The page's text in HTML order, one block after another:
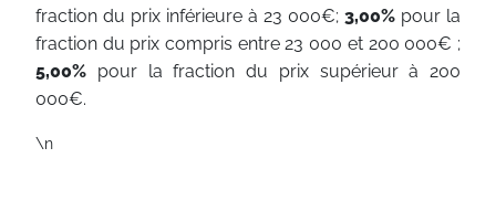
fraction du prix inférieure à 23 000€; 3,00% pour la
fraction du prix compris entre 23 000 et 200 000€ ;
5,00% pour la fraction du prix supérieur à 200
000€.
\n